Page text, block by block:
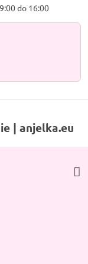
do 16:00
| anjelka.eu